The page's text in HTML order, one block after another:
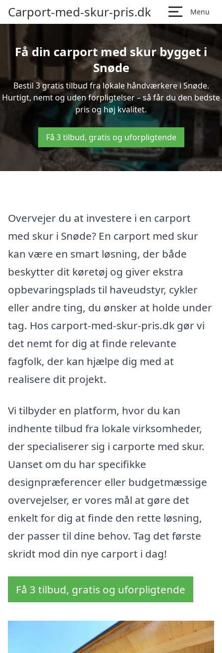
Carport-med-skur-pris.dk Menu
Få din carport med skur bygget i
Snøde
Bestil 3 gratis tilbud fra lokale håndværkere i Snøde.
Hurtigt, nemt og uden forpligtelser – så får du den bedste
pris og høj kvalitet.
Få 3 tilbud, gratis og uforpligtende
Overvejer du at investere i en carport
med skur i Snøde? En carport med skur
kan være en smart løsning, der både
beskytter dit køretøj og giver ekstra
opbevaringsplads til haveudstyr, cykler
eller andre ting, du ønsker at holde under
tag. Hos carport-med-skur-pris.dk gør vi
det nemt for dig at finde relevante
fagfolk, der kan hjælpe dig med at
realisere dit projekt.
Vi tilbyder en platform, hvor du kan
indhente tilbud fra lokale virksomheder,
der specialiserer sig i carporte med skur.
Uanset om du har specifikke
designpræferencer eller budgetmæssige
overvejelser, er vores mål at gøre det
enkelt for dig at finde den rette løsning,
der passer til dine behov. Tag det første
skridt mod din nye carport i dag!
Få 3 tilbud, gratis og uforpligtende